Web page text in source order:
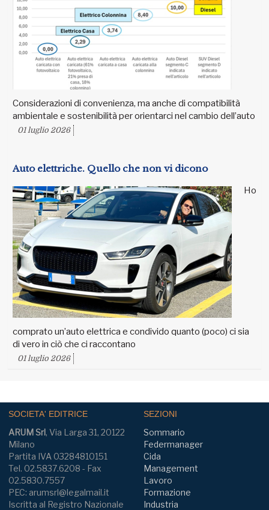
Considerazioni di convenienza, ma anche di compatibilità
ambientale e sostenibilità per orientarci nel cambio dell’auto
01 luglio 2026
Auto elettriche. Quello che non vi dicono
Ho
comprato un’auto elettrica e condivido quanto (poco) ci sia
di vero in ciò che ci raccontano
01 luglio 2026
SOCIETA' EDITRICE
ARUM Srl, Via Larga 31, 20122
Milano
Partita IVA 03284810151
Tel. 02.5837.6208 - Fax
02.5830.7557
PEC: arumsrl@legalmail.it
Iscritta al Registro Nazionale
SEZIONI
Sommario
Federmanager
Cida
Management
Lavoro
Formazione
Industria